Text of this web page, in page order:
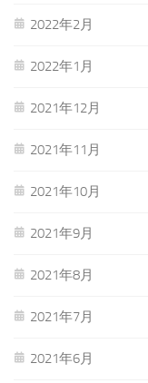
2022年2月
2022年1月
2021年12月
2021年11月
2021年10月
2021年9月
2021年8月
2021年7月
2021年6月